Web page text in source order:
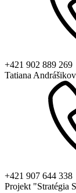
+421 902 889 269
Tatiana
+421 907 644 338
Projekt "Stratégia